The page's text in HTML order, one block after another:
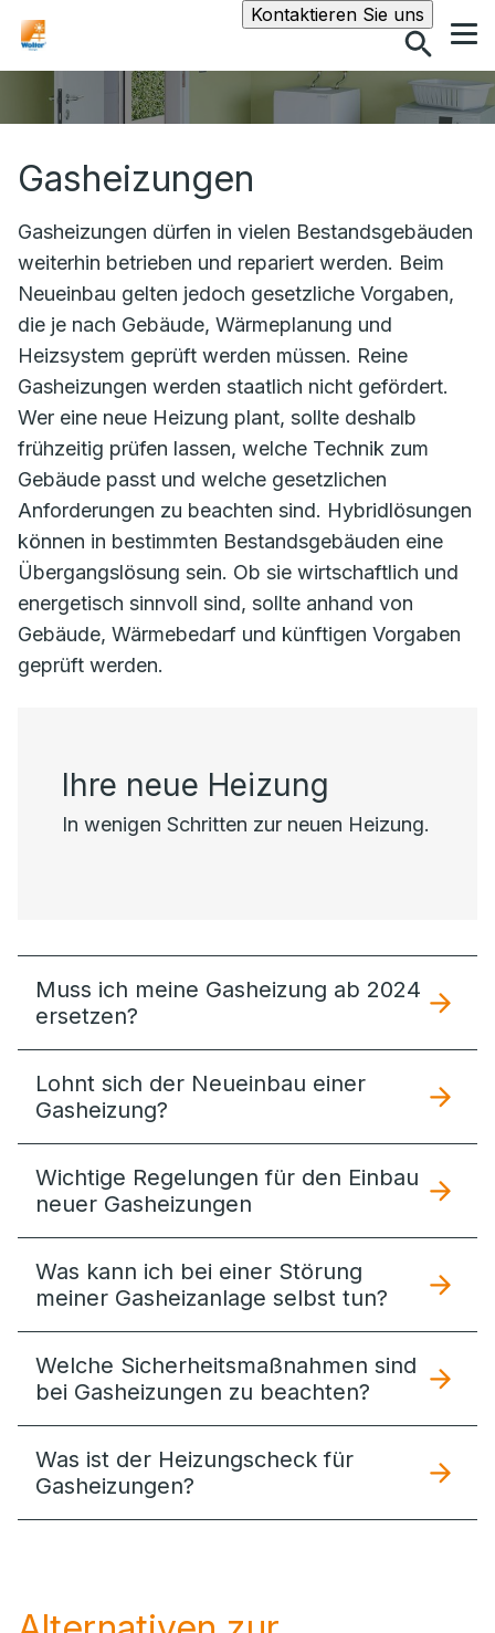
Kontaktieren Sie unsSuche
Gasheizungen
Gasheizungen dürfen in vielen Bestandsgebäuden
weiterhin betrieben und repariert werden. Beim
Neueinbau gelten jedoch gesetzliche Vorgaben,
die je nach Gebäude, Wärmeplanung und
Heizsystem geprüft werden müssen. Reine
Gasheizungen werden staatlich nicht gefördert.
Wer eine neue Heizung plant, sollte deshalb
frühzeitig prüfen lassen, welche Technik zum
Gebäude passt und welche gesetzlichen
Anforderungen zu beachten sind. Hybridlösungen
können in bestimmten Bestandsgebäuden eine
Übergangslösung sein. Ob sie wirtschaftlich und
energetisch sinnvoll sind, sollte anhand von
Gebäude, Wärmebedarf und künftigen Vorgaben
geprüft werden.
Ihre neue Heizung
In wenigen Schritten zur neuen Heizung.
Muss ich meine Gasheizung ab 2024
ersetzen?
Lohnt sich der Neueinbau einer
Gasheizung?
Wichtige Regelungen für den Einbau
neuer Gasheizungen
Was kann ich bei einer Störung
meiner Gasheizanlage selbst tun?
Welche Sicherheitsmaßnahmen sind
bei Gasheizungen zu beachten?
Was ist der Heizungscheck für
Gasheizungen?